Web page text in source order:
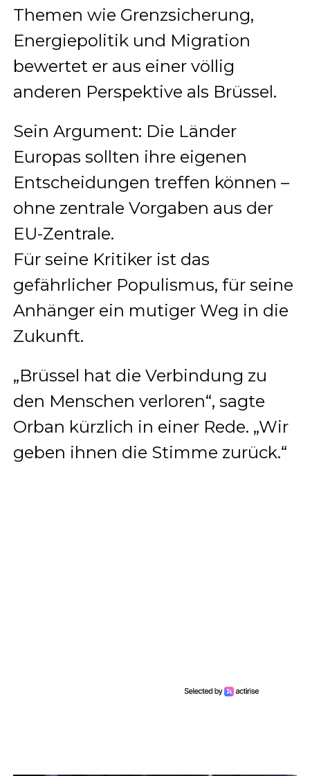
Themen wie Grenzsicherung,
Energiepolitik und Migration
bewertet er aus einer völlig
anderen Perspektive als Brüssel.
Sein Argument: Die Länder
Europas sollten ihre eigenen
Entscheidungen treffen können –
ohne zentrale Vorgaben aus der
EU-Zentrale.
Für seine Kritiker ist das
gefährlicher Populismus, für seine
Anhänger ein mutiger Weg in die
Zukunft.
„Brüssel hat die Verbindung zu
den Menschen verloren“, sagte
Orban kürzlich in einer Rede. „Wir
geben ihnen die Stimme zurück.“